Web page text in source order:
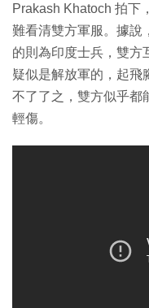
Prakash Khatoch 拍下
難看清雙方軍服。據說
的則為印度士兵，雙方
疑似是解放軍的，起飛
不了了之，雙方似乎都
輕傷。